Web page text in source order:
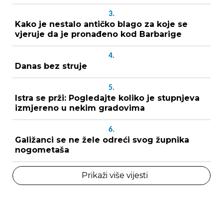
3.
Kako je nestalo antičko blago za koje se
vjeruje da je pronađeno kod Barbarige
4.
Danas bez struje
5.
Istra se prži: Pogledajte koliko je stupnjeva
izmjereno u nekim gradovima
6.
Galižanci se ne žele odreći svog župnika
nogometaša
Prikaži više vijesti